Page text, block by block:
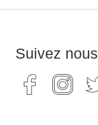
Suivez nous